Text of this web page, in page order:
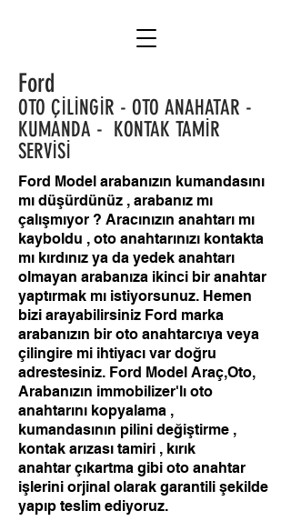
Ford
OTO ÇİLİNGİR - OTO ANAHATAR -
KUMANDA - KONTAK TAMİR
SERVİSİ
Ford Model arabanızın kumandasını
mı düşürdünüz , arabanız mı
çalışmıyor ? Aracınızın anahtarı mı
kayboldu , oto anahtarınızı kontakta
mı kırdınız ya da yedek anahtarı
olmayan arabanıza ikinci bir anahtar
yaptırmak mı istiyorsunuz. Hemen
bizi arayabilirsiniz Ford marka
arabanızın bir oto anahtarcıya veya
çilingire mi ihtiyacı var doğru
adrestesiniz. Ford Model Araç,Oto,
Arabanızın immobilizer'lı oto
anahtarını kopyalama ,
kumandasının pilini değiştirme ,
kontak arızası tamiri , kırık
anahtar çıkartma gibi oto anahtar
işlerini orjinal olarak garantili şekilde
yapıp teslim ediyoruz.